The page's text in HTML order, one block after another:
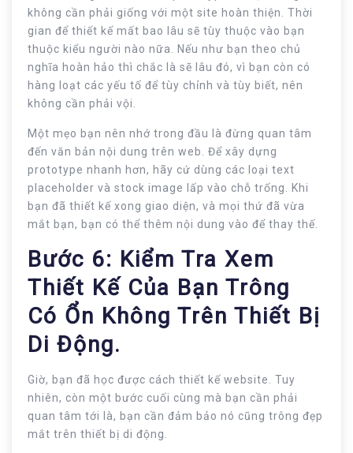
không cần phải giống với một site hoàn thiện. Thời
gian để thiết kế mất bao lâu sẽ tùy thuộc vào bạn
thuộc kiểu người nào nữa. Nếu như bạn theo chủ
nghĩa hoàn hảo thì chắc là sẽ lâu đó, vì bạn còn có
hàng loạt các yếu tố để tùy chỉnh và tùy biết, nên
không cần phải vội.
Một mẹo bạn nên nhớ trong đầu là đừng quan tâm
đến văn bản nội dung trên web. Để xây dựng
prototype nhanh hơn, hãy cứ dùng các loại text
placeholder và stock image lấp vào chỗ trống. Khi
bạn đã thiết kế xong giao diện, và mọi thứ đã vừa
mắt bạn, bạn có thể thêm nội dung vào để thay thế.
Bước 6: Kiểm Tra Xem
Thiết Kế Của Bạn Trông
Có Ổn Không Trên Thiết Bị
Di Động.
Giờ, bạn đã học được cách thiết kế website. Tuy
nhiên, còn một bước cuối cùng mà bạn cần phải
quan tâm tới là, bạn cần đảm bảo nó cũng trông đẹp
mắt trên thiết bị di động.